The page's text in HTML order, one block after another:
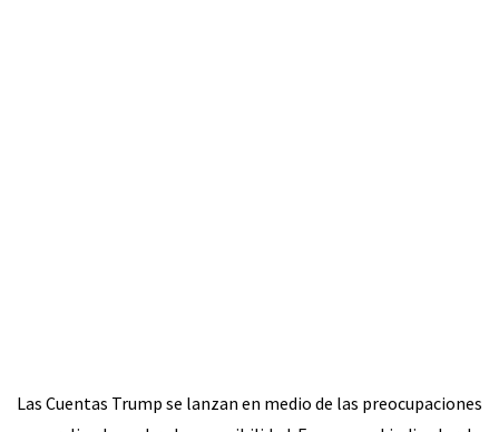
Las Cuentas Trump se lanzan en medio de las preocupaciones